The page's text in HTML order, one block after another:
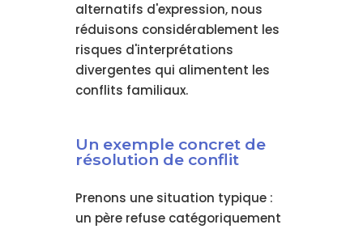
alternatifs d'expression, nous
réduisons considérablement les
risques d'interprétations
divergentes qui alimentent les
conflits familiaux.
Un exemple concret de
résolution de conflit
Prenons une situation typique :
un père refuse catégoriquement